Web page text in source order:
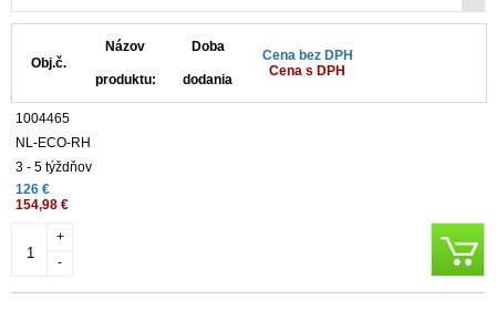
Obj.č.
Názov
produktu:
Doba
dodania
Cena bez DPH
Cena s DPH
1004465
NL-ECO-RH
3 - 5 týždňov
126 €
154,98 €
-
+